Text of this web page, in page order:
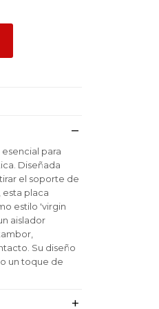
para
Diseñada
el soporte de
placa
estilo 'virgin
aislador
Su diseño
un toque de